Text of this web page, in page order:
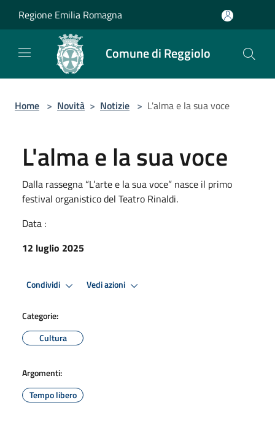
Regione Emilia Romagna
Comune di Reggiolo
Home > Novità > Notizie > L'alma e la sua voce
L'alma e la sua voce
Dalla rassegna “L’arte e la sua voce” nasce il primo
festival organistico del Teatro Rinaldi.
Data :
12 luglio 2025
Condividi Vedi azioni
Categorie:
Cultura
Argomenti:
Tempo libero